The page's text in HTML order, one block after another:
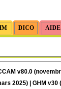
v80.0
2025) | GHM v30